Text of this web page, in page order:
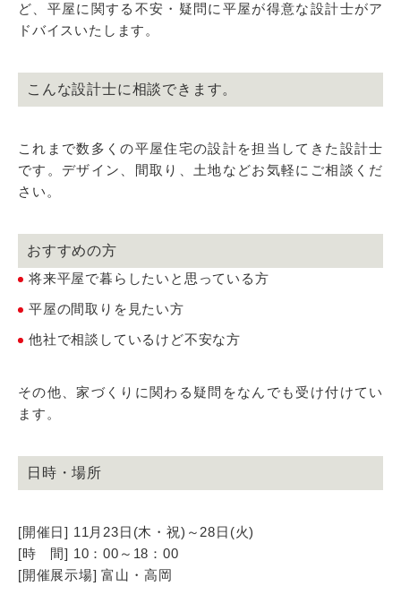
ど、平屋に関する不安・疑問に平屋が得意な設計士がア
ドバイスいたします。
こんな設計士に相談できます。
これまで数多くの平屋住宅の設計を担当してきた設計士
です。デザイン、間取り、土地などお気軽にご相談くだ
さい。
おすすめの方
将来平屋で暮らしたいと思っている方
平屋の間取りを見たい方
他社で相談しているけど不安な方
その他、家づくりに関わる疑問をなんでも受け付けてい
ます。
日時・場所
[開催日] 11月23日(木・祝)～28日(火)
[時 間] 10：00～18：00
[開催展示場] 富山・高岡